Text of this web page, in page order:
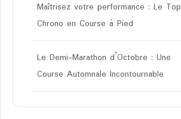
Maîtrisez votre performance : Le Top
Chrono en Course à Pied
Le Demi-Marathon d’Octobre : Une
Course Automnale Incontournable